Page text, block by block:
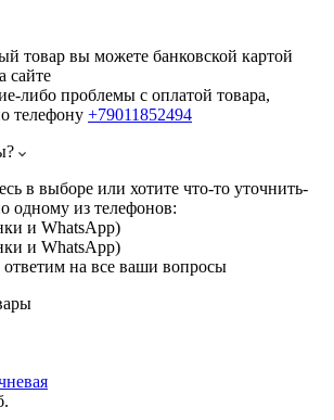
товар вы можете банковской картой
сайте
либо проблемы с оплатой товара,
телефону +79011852494
в выборе или хотите что-то уточнить-
одному из телефонов:
и WhatsApp)
и WhatsApp)
на все ваши вопросы